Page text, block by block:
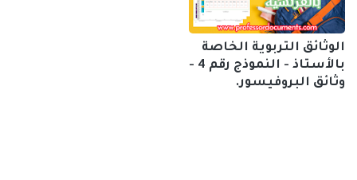
الوثائق التربوية الخاصة
بالأستاذ - النموذج رقم 4 -
وثائق البروفيسور.